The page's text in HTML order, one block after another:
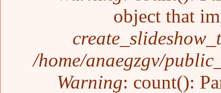
object that
/home/anaegzgv/
Warning: count():